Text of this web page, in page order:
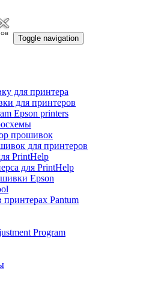
Toggle navigation
для принтера
для принтеров
Epson printers
прошивок
для принтеров
PrintHelp
для PrintHelp
Epson
Pantum
Program